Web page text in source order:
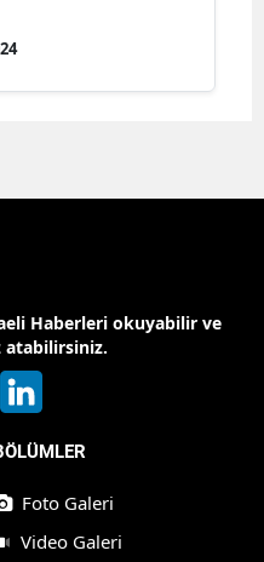
Haberleri okuyabilir ve
atabilirsiniz.
Foto Galeri
Video Galeri